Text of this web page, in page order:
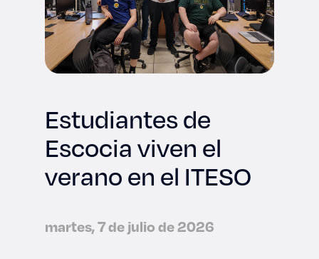
Estudiantes de
Escocia viven el
verano en el ITESO
martes, 7 de julio de 2026